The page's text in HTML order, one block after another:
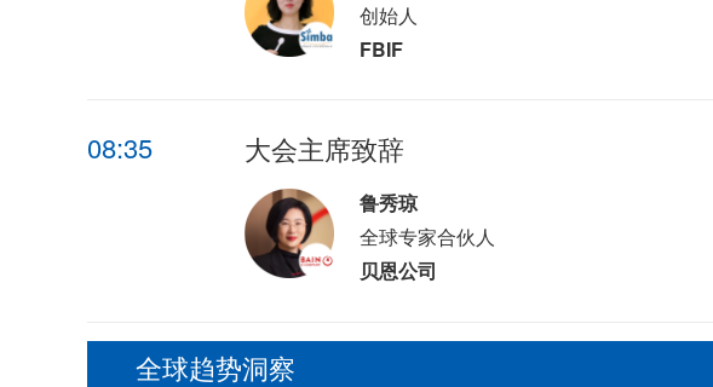
创始人
FBIF
08:35 大会主席致辞
鲁秀琼
全球专家合伙人
贝恩公司
全球趋势洞察